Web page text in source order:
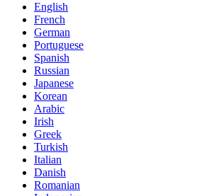
English
French
German
Portuguese
Spanish
Russian
Japanese
Korean
Arabic
Irish
Greek
Turkish
Italian
Danish
Romanian